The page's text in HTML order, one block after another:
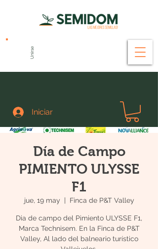
Unirse
Iniciar
Día de Campo
PIMIENTO ULYSSE
F1
jue, 19 may Finca de P&T Valley
Dia de campo del Pimiento ULYSSE F1,
Marca Technisem. En la Finca de P&T
Valley, Al lado del balneario turístico